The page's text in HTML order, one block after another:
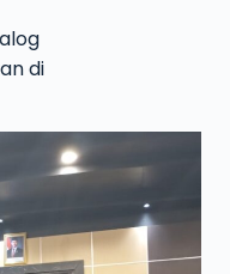
di